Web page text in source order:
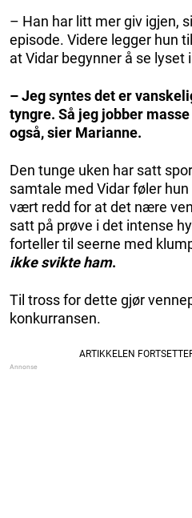
– Han har litt mer giv igjen,
episode. Videre legger hun
at Vidar begynner å se lyset
– Jeg syntes det er
tyngre. Så jeg jobber
også, sier Marianne.
Den tunge uken har satt
samtale med Vidar føler
vært redd for at det nære
satt på prøve i det intense
forteller til seerne med
ikke svikte ham.
Til tross for dette gjør
konkurransen.